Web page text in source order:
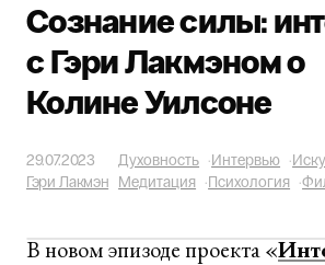
Сознание силы:
с Гэри Лакмэном о
Колине Уилсоне
29.07.2023
Гэри Лакмэн
Духовность ·Интервью ·
Медитация ·Психология ·
В новом эпизоде проекта «